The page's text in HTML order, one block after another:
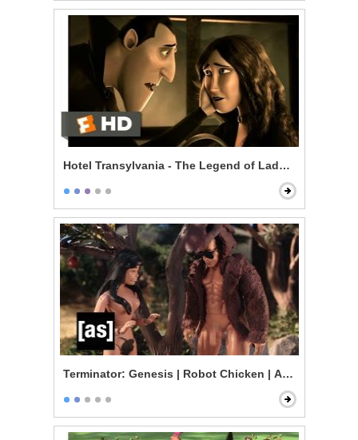
Hotel Transylvania - The Legend of Lady Lubov
Terminator: Genesis | Robot Chicken | Adult Swim